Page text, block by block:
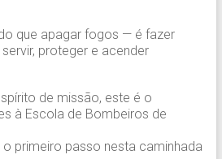
que apagar fogos — é fazer
proteger e acender
de missão, este é o
à Escola de Bombeiros de
primeiro passo nesta caminhada